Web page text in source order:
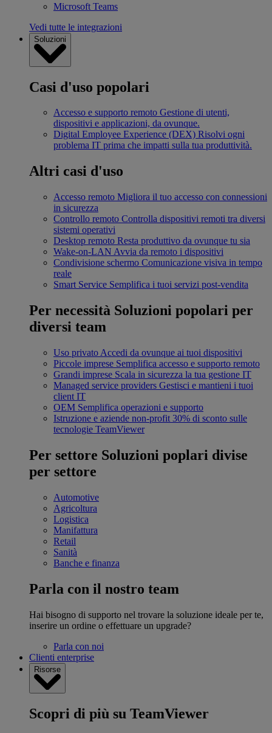
Microsoft Teams
Vedi tutte le integrazioni
Soluzioni
Casi d'uso popolari
Accesso e supporto remoto Gestione di utenti,
dispositivi e applicazioni, da ovunque.
Digital Employee Experience (DEX) Risolvi ogni
problema IT prima che impatti sulla tua produttività.
Altri casi d'uso
Accesso remoto Migliora il tuo accesso con connessioni
in sicurezza
Controllo remoto Controlla dispositivi remoti tra diversi
sistemi operativi
Desktop remoto Resta produttivo da ovunque tu sia
Wake-on-LAN Avvia da remoto i dispositivi
Condivisione schermo Comunicazione visiva in tempo
reale
Smart Service Semplifica i tuoi servizi post-vendita
Per necessità Soluzioni popolari per
diversi team
Uso privato Accedi da ovunque ai tuoi dispositivi
Piccole imprese Semplifica accesso e supporto remoto
Grandi imprese Scala in sicurezza la tua gestione IT
Managed service providers Gestisci e mantieni i tuoi
client IT
OEM Semplifica operazioni e supporto
Istruzione e aziende non-profit 30% di sconto sulle
tecnologie TeamViewer
Per settore Soluzioni poplari divise
per settore
Automotive
Agricoltura
Logistica
Manifattura
Retail
Sanità
Banche e finanza
Parla con il nostro team
Hai bisogno di supporto nel trovare la soluzione ideale per te,
inserire un ordine o effettuare un upgrade?
Parla con noi
Clienti enterprise
Risorse
Scopri di più su TeamViewer